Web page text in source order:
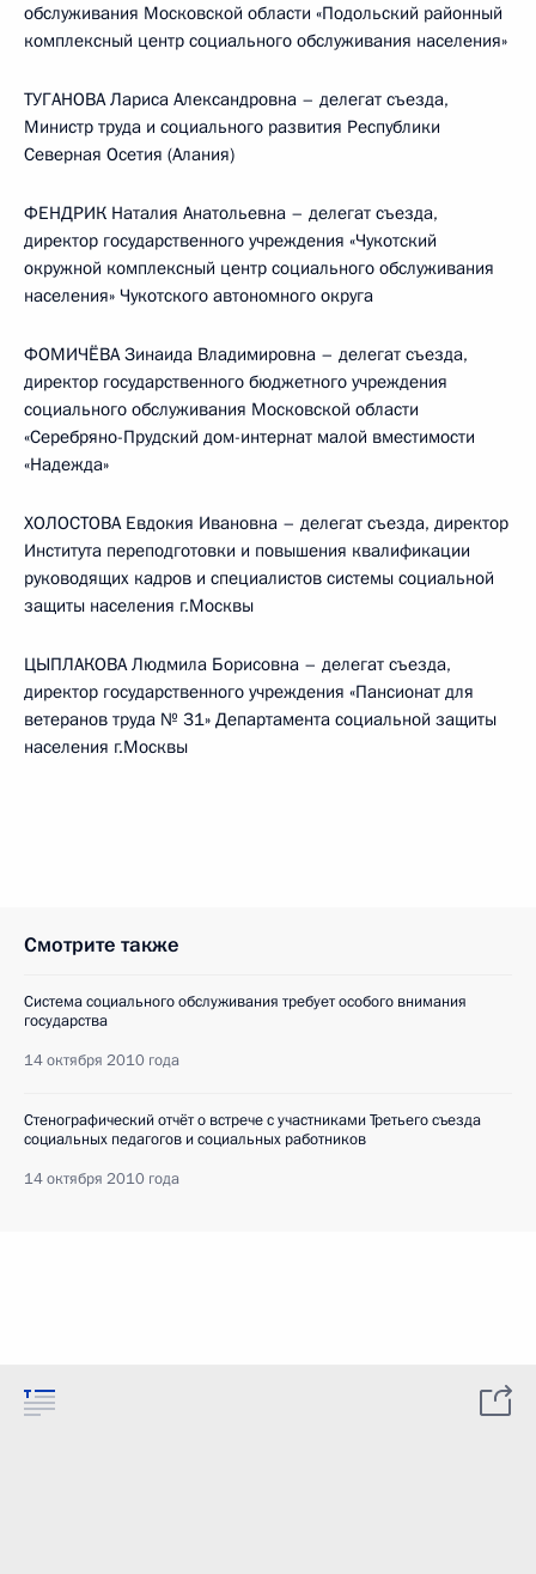
обслуживания Московской области «Подольский районный
комплексный центр социального обслуживания населения»
ТУГАНОВА Лариса Александровна – делегат съезда,
Министр труда и социального развития Республики
Северная Осетия (Алания)
ФЕНДРИК Наталия Анатольевна – делегат съезда,
директор государственного учреждения «Чукотский
окружной комплексный центр социального обслуживания
населения» Чукотского автономного округа
ФОМИЧЁВА Зинаида Владимировна – делегат съезда,
директор государственного бюджетного учреждения
социального обслуживания Московской области
«Серебряно-Прудский дом-интернат малой вместимости
«Надежда»
ХОЛОСТОВА Евдокия Ивановна – делегат съезда, директор
Института переподготовки и повышения квалификации
руководящих кадров и специалистов системы социальной
защиты населения г.Москвы
ЦЫПЛАКОВА Людмила Борисовна – делегат съезда,
директор государственного учреждения «Пансионат для
ветеранов труда № 31» Департамента социальной защиты
населения г.Москвы
Смотрите также
Система социального обслуживания требует особого внимания
государства
14 октября 2010 года
Стенографический отчёт о встрече с участниками Третьего съезда
социальных педагогов и социальных работников
14 октября 2010 года